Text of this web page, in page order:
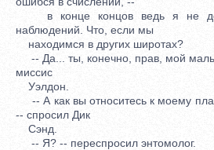
в конце концов ведь я не
наблюдений. Что, если мы
находимся в других широтах?
-- Да... ты, конечно, прав, мой
миссис
Уэлдон.
-- А как вы относитесь к моему
-- спросил Дик
Сэнд.
-- Я? -- переспросил энтомолог.